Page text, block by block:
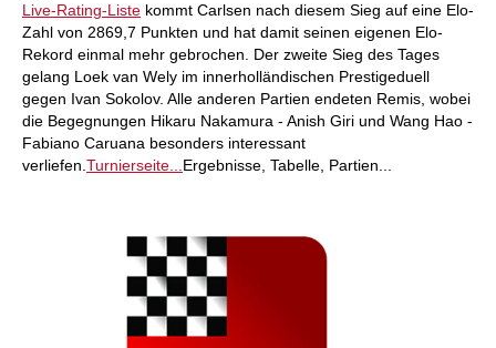
Live-Rating-Liste kommt Carlsen nach diesem Sieg auf eine Elo-
Zahl von 2869,7 Punkten und hat damit seinen eigenen Elo-
Rekord einmal mehr gebrochen. Der zweite Sieg des Tages
gelang Loek van Wely im innerholländischen Prestigeduell
gegen Ivan Sokolov. Alle anderen Partien endeten Remis, wobei
die Begegnungen Hikaru Nakamura - Anish Giri und Wang Hao -
Fabiano Caruana besonders interessant
verliefen. Turnierseite... Ergebnisse, Tabelle, Partien...